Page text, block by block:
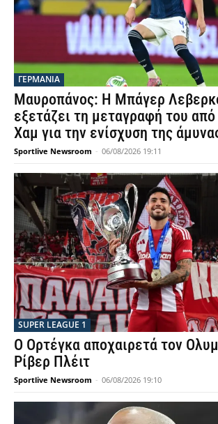
ΓΕΡΜΑΝΙΑ
Μαυροπάνος: Η Μπάγερ
εξετάζει τη μεταγραφή του
Χαμ για την ενίσχυση της
Sportlive Newsroom - 06/08/2026 19:11
SUPER LEAGUE 1
Ο Ορτέγκα αποχαιρετά τον
Ρίβερ Πλέιτ
Sportlive Newsroom - 06/08/2026 19:10